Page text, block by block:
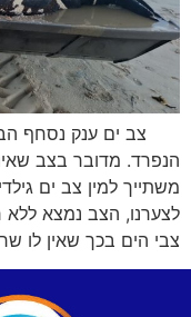
צב ים ענק נסחף
הנפרד. מדובר בצב
משתייך למין צב ים
לצערנו, הצב נמצא ללא
צבי הים בכך שאין לו